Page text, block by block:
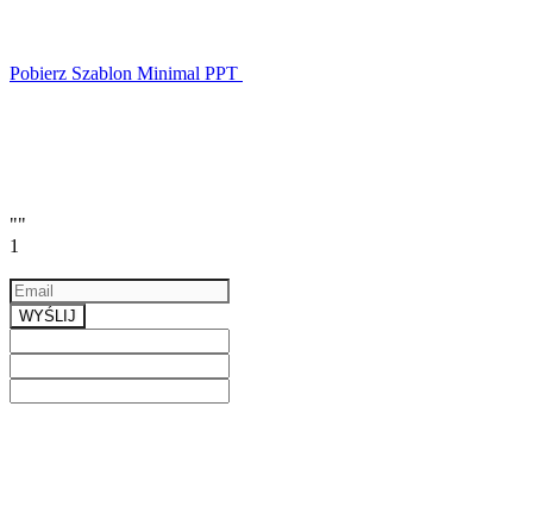
Pobierz Szablon Minimal PPT
""
1
WYŚLIJ